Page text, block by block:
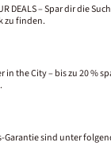
DEALS – Spar dir die
zu finden.
in the City – bis zu 20 %
Garantie sind unter